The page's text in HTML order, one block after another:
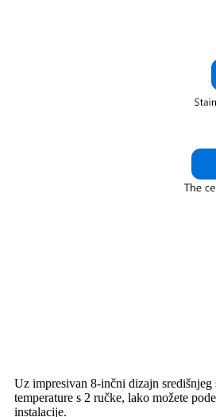
Uz impresivan 8-inčni dizajn
temperature s 2 ručke, lako možete
instalacije.